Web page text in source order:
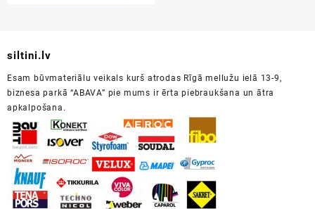
siltini.lv
Esam būvmateriālu veikals kurš atrodas Rīgā mellužu ielā 13-9,
biznesa parkā “ABAVA” pie mums ir ērta piebraukšana un ātra
apkalpošana.